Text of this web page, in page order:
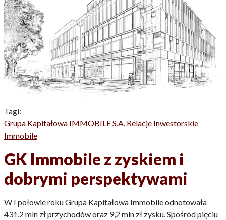
Tagi:
Grupa Kapitałowa IMMOBILE S.A. Relacje Inwestorskie
Immobile
GK Immobile z zyskiem i
dobrymi perspektywami
W I połowie roku Grupa Kapitałowa Immobile odnotowała
431,2 mln zł przychodów oraz 9,2 mln zł zysku. Spośród pięciu